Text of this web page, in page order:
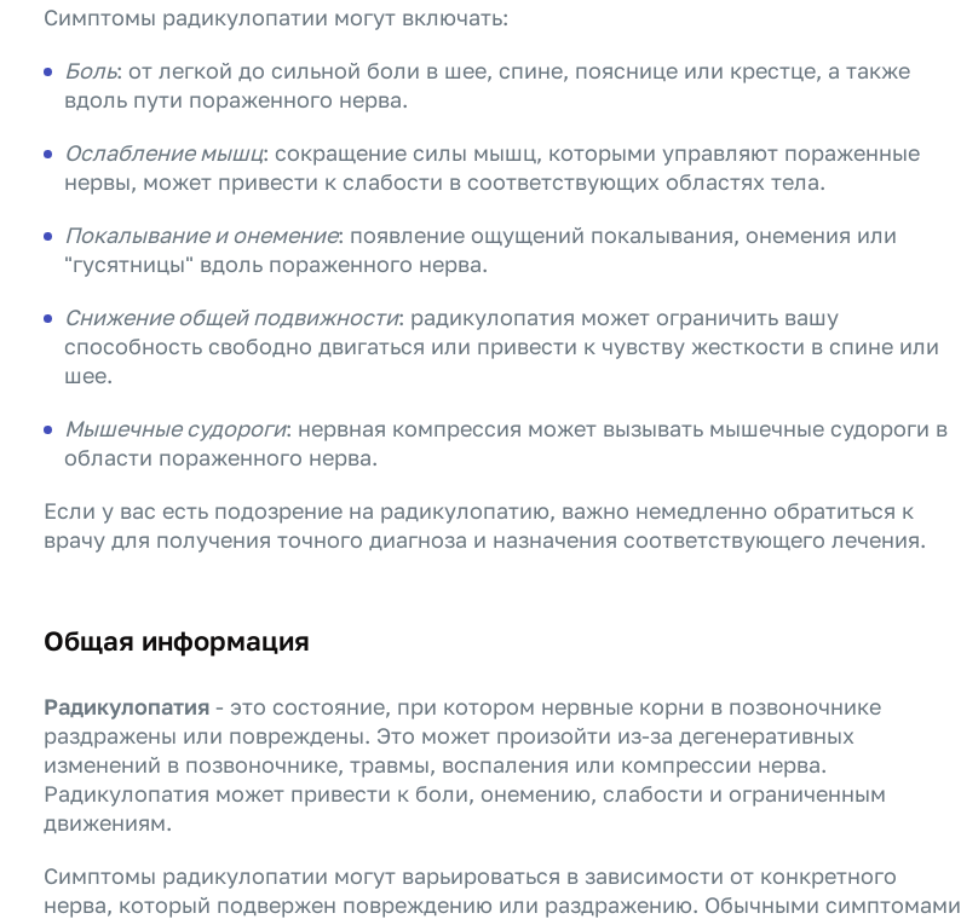
Симптомы радикулопатии могут включать:
Боль: от легкой до сильной боли в шее, спине, пояснице или крестце, а также
вдоль пути пораженного нерва.
Ослабление мышц: сокращение силы мышц, которыми управляют пораженные
нервы, может привести к слабости в соответствующих областях тела.
Покалывание и онемение: появление ощущений покалывания, онемения или
"гусятницы" вдоль пораженного нерва.
Снижение общей подвижности: радикулопатия может ограничить вашу
способность свободно двигаться или привести к чувству жесткости в спине или
шее.
Мышечные судороги: нервная компрессия может вызывать мышечные судороги в
области пораженного нерва.
Если у вас есть подозрение на радикулопатию, важно немедленно обратиться к
врачу для получения точного диагноза и назначения соответствующего лечения.
Общая информация
Радикулопатия - это состояние, при котором нервные корни в позвоночнике
раздражены или повреждены. Это может произойти из-за дегенеративных
изменений в позвоночнике, травмы, воспаления или компрессии нерва.
Радикулопатия может привести к боли, онемению, слабости и ограниченным
движениям.
Симптомы радикулопатии могут варьироваться в зависимости от конкретного
нерва, который подвержен повреждению или раздражению. Обычными симптомами